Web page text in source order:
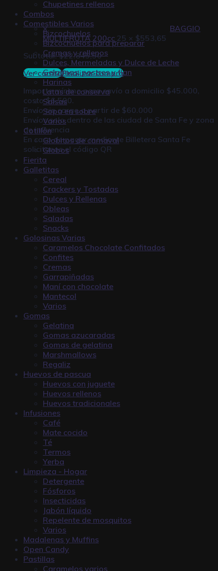
×
BAGGIO
MULTIFRUTA 200cc 25 × $553,65
Subtotal: $22.845,50
Ver carritoFinalizar compra
Importe mínimo para envío a domicilio $45.000,
costo $6.500.
Envío sin cargo a partir de $60.000
Envíos solo dentro de las ciudad de Santa Fe y zona
de influencia
En caso de pagar mediante Billetera Santa Fe
solicitanos el código QR
Chupetines rellenos
Combos
Comestibles Varios
Bizcochuelos
Bizcochuelos para preparar
Cremas y rellenos
Dulces, Mermeladas y Dulce de Leche
Gelatinas, postres y flan
Harinas
Latas de conserva
Salsas
Sopa en sobre
Varios
Cotillón
Globitos de carnaval
Globos
Fierita
Galletitas
Cereal
Crackers y Tostadas
Dulces y Rellenas
Obleas
Saladas
Snacks
Golosinas Varias
Caramelos Chocolate Confitados
Confites
Cremas
Garrapiñadas
Maní con chocolate
Mantecol
Varios
Gomas
Gelatina
Gomas azucaradas
Gomas de gelatina
Marshmallows
Regaliz
Huevos de pascua
Huevos con juguete
Huevos rellenos
Huevos tradicionales
Infusiones
Café
Mate cocido
Té
Termos
Yerba
Limpieza - Hogar
Detergente
Fósforos
Insecticidas
Jabón líquido
Repelente de mosquitos
Varios
Madalenas y Muffins
Open Candy
Pastillas
Caramelos varios